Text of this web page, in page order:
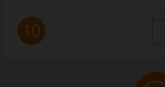
10